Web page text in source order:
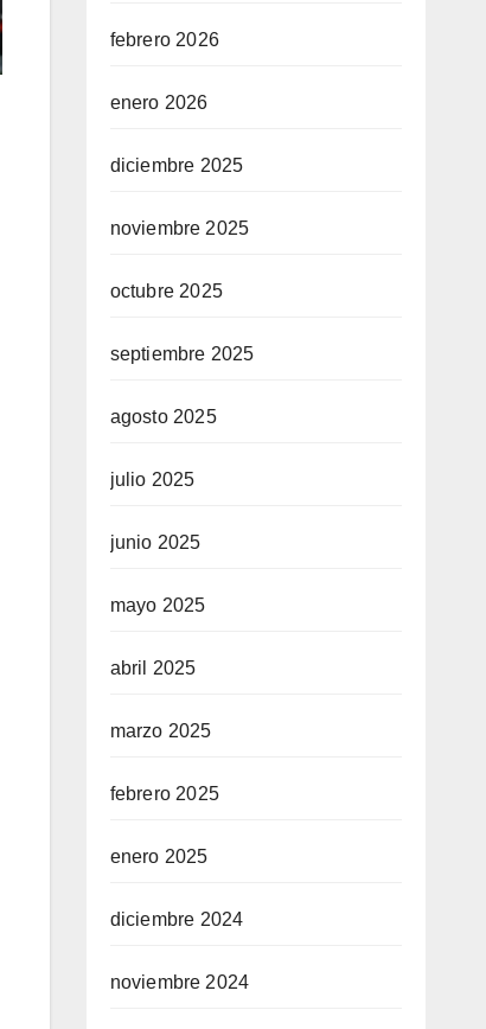
febrero 2026
enero 2026
diciembre 2025
noviembre 2025
octubre 2025
septiembre 2025
agosto 2025
julio 2025
junio 2025
mayo 2025
abril 2025
marzo 2025
febrero 2025
enero 2025
diciembre 2024
noviembre 2024